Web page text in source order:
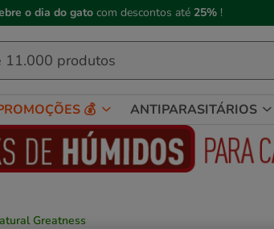
o dia do gato com descontos até 25% !
💰 ANTIPARASITÁRIOS
Greatness